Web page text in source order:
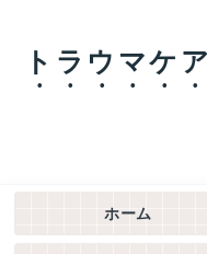
トラウマケ
ホーム